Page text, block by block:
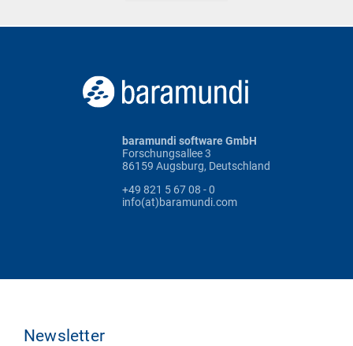
baramundi software GmbH
Forschungsallee 3
86159 Augsburg, Deutschland
+49 821 5 67 08 - 0
info(at)baramundi.com
Newsletter